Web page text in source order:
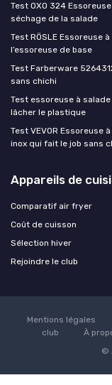
Test OXO 324
séchage de la salade
Test RÖSLE Essoreuse
l’essoreuse de base
Test Farberware
sans chichi
Test essoreuse à
lâcher le plastique
Test VEVOR Essoreuse
inox qui fait le job sans
Appareils de
Comparatif air fryer
Coût de cuisson
Sélection hiver
Rejoindre le club
Mentions légales
club
À
©